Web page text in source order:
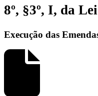
8º, §3º, I, da
Execução das